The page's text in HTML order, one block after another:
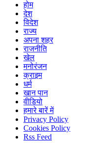
होम
देश
विदेश
राज्य
अपना शहर
राजनीति
खेल
मनोरंजन
क्राइम
धर्म
खान पान
वीडियो
हमारे बारें में
Privacy Policy
Cookies Policy
Rss Feed